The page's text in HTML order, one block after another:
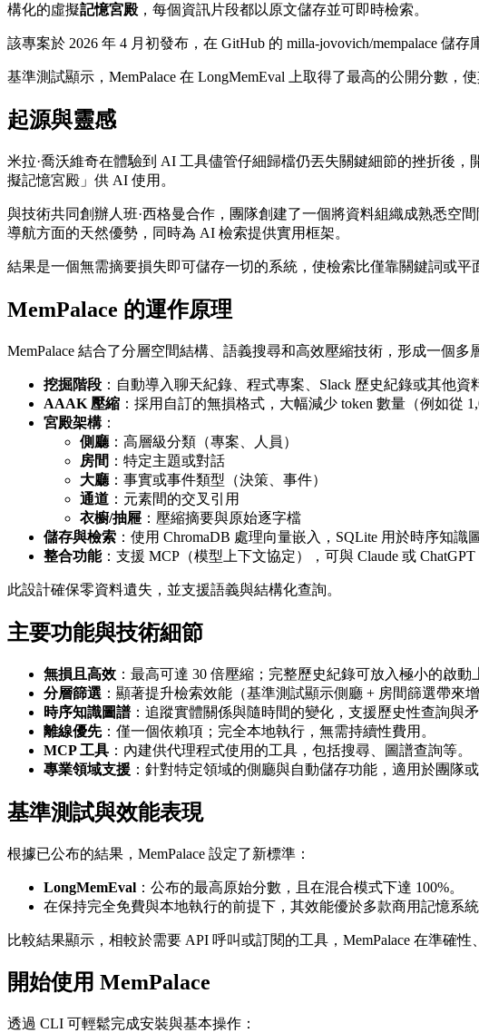
構化的虛擬記憶宮殿，每個資訊片段都以原文儲存並可即時檢索。
該專案於 2026 年 4 月初發布，在 GitHub 的 milla-jovovich/mempalace
基準測試顯示，MemPalace 在 LongMemEval 上取得了最高的公開分數
起源與靈感
米拉·喬沃維奇在體驗到 AI 工具儘管仔細歸檔仍丟失關鍵細節的挫折後
擬記憶宮殿」供 AI 使用。
與技術共同創辦人班·西格曼合作，團隊創建了一個將資料組織成熟悉空
導航方面的天然優勢，同時為 AI 檢索提供實用框架。
結果是一個無需摘要損失即可儲存一切的系統，使檢索比僅靠關鍵詞或平
MemPalace 的運作原理
MemPalace 結合了分層空間結構、語義搜尋和高效壓縮技術，形成一個多
挖掘階段 ：自動導入聊天紀錄、程式專案、Slack 歷史紀錄或其他
AAAK 壓縮 ：採用自訂的無損格式，大幅減少 token 數量（例如
宮殿架構：
側廳 ：高層級分類（專案、人員）
房間 ：特定主題或對話
大廳 ：事實或事件類型（決策、事件）
通道 ：元素間的交叉引用
衣櫥/抽屜 ：壓縮摘要與原始逐字檔
儲存與檢索 ：使用 ChromaDB 處理向量嵌入，SQLite 用於時序知
整合功能：支援 MCP（模型上下文協定），可與 Claude 或
此設計確保零資料遺失，並支援語義與結構化查詢。
主要功能與技術細節
無損且高效 ：最高可達 30 倍壓縮；完整歷史紀錄可放入極小的啟動
分層篩選 ：顯著提升檢索效能（基準測試顯示側廳 + 房間篩選帶來增
時序知識圖譜：追蹤實體關係與隨時間的變化，支援歷史性查詢與矛
離線優先：僅一個依賴項；完全本地執行，無需持續性費用。
MCP 工具 ：內建供代理程式使用的工具，包括搜尋、圖譜查詢等。
專業領域支援 ：針對特定領域的側廳與自動儲存功能，適用於團隊或
基準測試與效能表現
根據已公布的結果，MemPalace 設定了新標準：
LongMemEval ：公布的最高原始分數，且在混合模式下達 100%。
在保持完全免費與本地執行的前提下，其效能優於多款商用記憶系統
比較結果顯示，相較於需要 API 呼叫或訂閱的工具，MemPalace 在準確
開始使用 MemPalace
透過 CLI 可輕鬆完成安裝與基本操作：